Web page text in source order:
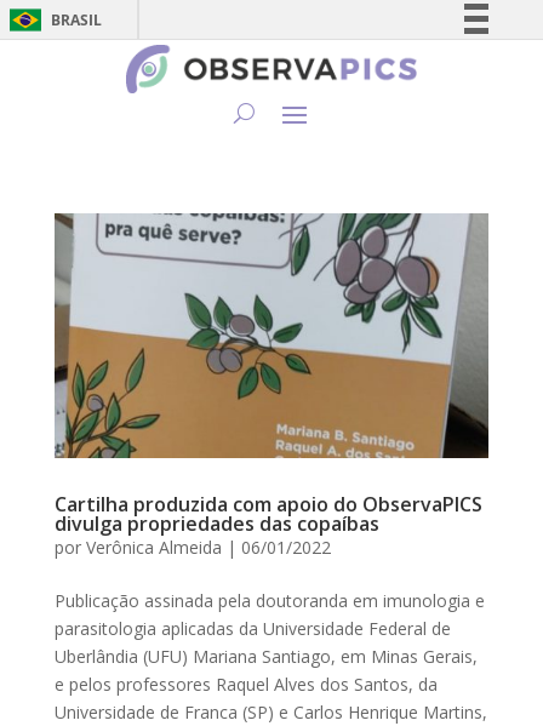
BRASIL
Simplifique!
Canais
Cartilha produzida com apoio do ObservaPICS
divulga propriedades das copaíbas
por Verônica Almeida | 06/01/2022
Publicação assinada pela doutoranda em imunologia e
parasitologia aplicadas da Universidade Federal de
Uberlândia (UFU) Mariana Santiago, em Minas Gerais,
e pelos professores Raquel Alves dos Santos, da
Universidade de Franca (SP) e Carlos Henrique Martins,